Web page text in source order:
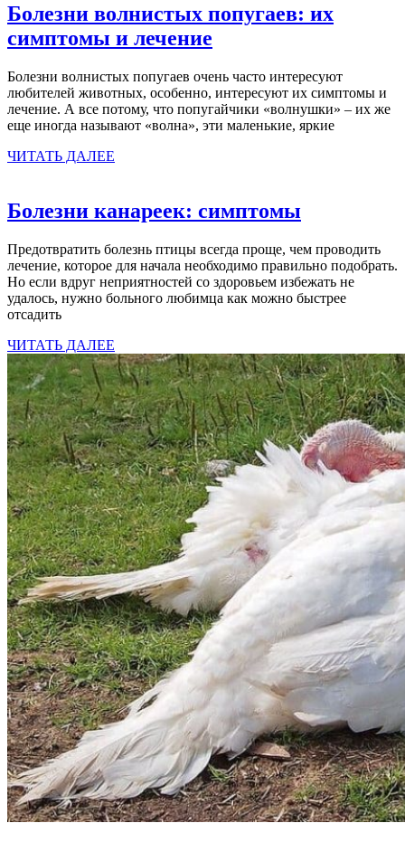
Болезни волнистых попугаев: их
симптомы и лечение
попугаев:
их
симптомы
Болезни волнистых попугаев очень часто интересуют
любителей животных, особенно, интересуют их симптомы и
лечение. А все потому, что попугайчики «волнушки» – их же
еще иногда называют «волна», эти маленькие, яркие
ЧИТАТЬ ДАЛЕЕ
Болезни канареек: симптомы
симптомы
Предотвратить болезнь птицы всегда проще, чем проводить
лечение, которое для начала необходимо правильно подобрать.
Но если вдруг неприятностей со здоровьем избежать не
удалось, нужно больного любимца как можно быстрее
отсадить
ЧИТАТЬ ДАЛЕЕ
ДАЛЕЕ